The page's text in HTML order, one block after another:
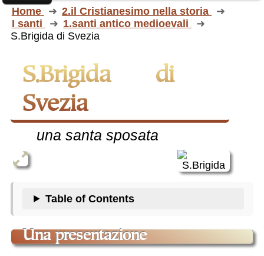
Home
2.il Cristianesimo nella storia
I santi
1.santi antico medioevali
S.Brigida di Svezia
S.Brigida di
Svezia
una santa sposata
Table of Contents
una presentazione